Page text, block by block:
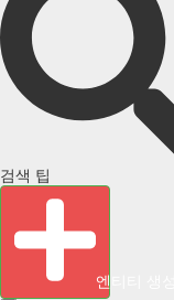
검색 팁
엔티티 생성